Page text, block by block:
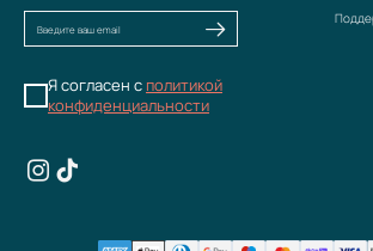
Я согласен с политикой
конфиденциальности